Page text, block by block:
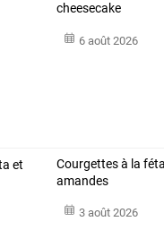
cheesecake
6 août 2026
Courgettes à la
amandes
3 août 2026